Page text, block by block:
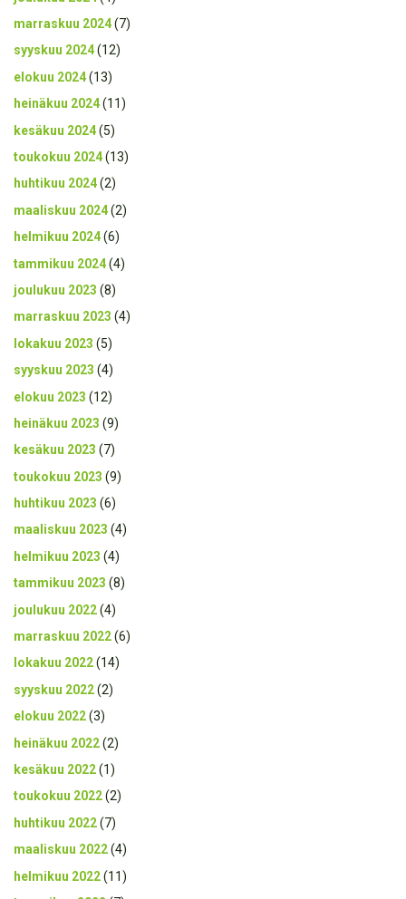
marraskuu 2024(7)
syyskuu 2024(12)
elokuu 2024(13)
heinäkuu 2024(11)
kesäkuu 2024(5)
toukokuu 2024(13)
huhtikuu 2024(2)
maaliskuu 2024(2)
helmikuu 2024(6)
tammikuu 2024(4)
joulukuu 2023 (8)
marraskuu 2023 (4)
lokakuu 2023 (5)
syyskuu 2023 (4)
elokuu 2023 (12)
heinäkuu 2023 (9)
kesäkuu 2023 (7)
toukokuu 2023 (9)
huhtikuu 2023 (6)
maaliskuu 2023 (4)
helmikuu 2023 (4)
tammikuu 2023 (8)
joulukuu 2022(4)
marraskuu 2022(6)
lokakuu 2022(14)
syyskuu 2022(2)
elokuu 2022(3)
heinäkuu 2022(2)
kesäkuu 2022(1)
toukokuu 2022(2)
huhtikuu 2022(7)
maaliskuu 2022(4)
helmikuu 2022(11)